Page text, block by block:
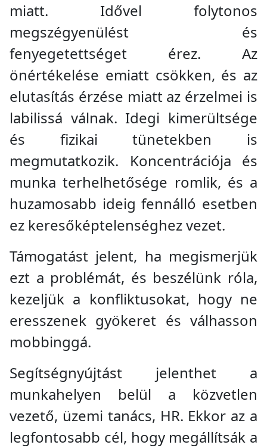
miatt. Idővel folytonos
megszégyenülést és
fenyegetettséget érez. Az
önértékelése emiatt csökken, és az
elutasítás érzése miatt az érzelmei is
labilissá válnak. Idegi kimerültsége
és fizikai tünetekben is
megmutatkozik. Koncentrációja és
munka terhelhetősége romlik, és a
huzamosabb ideig fennálló esetben
ez keresőképtelenséghez vezet.
Támogatást jelent, ha megismerjük
ezt a problémát, és beszélünk róla,
kezeljük a konfliktusokat, hogy ne
eresszenek gyökeret és válhasson
mobbinggá.
Segítségnyújtást jelenthet a
munkahelyen belül a közvetlen
vezető, üzemi tanács, HR. Ekkor az a
legfontosabb cél, hogy megállítsák a